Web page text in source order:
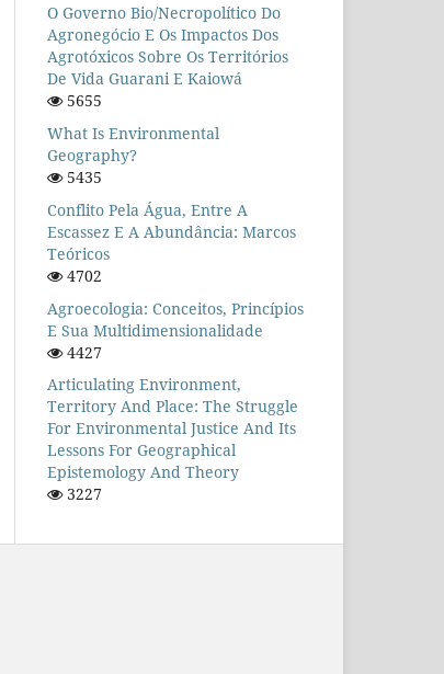
O Governo Bio/necropolítico Do
Agronegócio E Os Impactos Dos
Agrotóxicos Sobre Os Territórios
De Vida Guarani E Kaiowá
5655
What Is Environmental
Geography?
5435
Conflito Pela Água, Entre A
Escassez E A Abundância: Marcos
Teóricos
4702
Agroecologia: Conceitos, Princípios
E Sua Multidimensionalidade
4427
Articulating Environment,
Territory And Place: The Struggle
For Environmental Justice And Its
Lessons For Geographical
Epistemology And Theory
3227